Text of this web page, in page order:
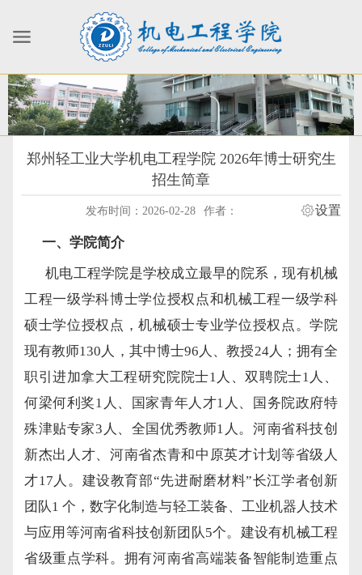
郑州轻工业大学机电工程学院 2026年博士研究生
招生简章
发布时间：2026-02-28 作者： 设置
一、学院简介
机电工程学院是学校成立最早的院系，现有机械
工程一级学科博士学位授权点和机械工程一级学科
硕士学位授权点，机械硕士专业学位授权点。学院
现有教师130人，其中博士96人、教授24人；拥有全
职引进加拿大工程研究院院士1人、双聘院士1人、
何梁何利奖1人、国家青年人才1人、国务院政府特
殊津贴专家3人、全国优秀教师1人。河南省科技创
新杰出人才、河南省杰青和中原英才计划等省级人
才17人。建设教育部“先进耐磨材料”长江学者创新
团队1 个，数字化制造与轻工装备、工业机器人技术
与应用等河南省科技创新团队5个。建设有机械工程
省级重点学科。拥有河南省高端装备智能制造重点